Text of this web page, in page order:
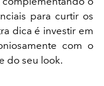
para curtir os
dica é investir em
com o
do seu look.